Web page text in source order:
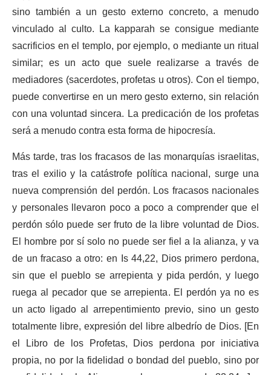
sino también a un gesto externo concreto, a menudo
vinculado al culto. La kapparah se consigue mediante
sacrificios en el templo, por ejemplo, o mediante un ritual
similar; es un acto que suele realizarse a través de
mediadores (sacerdotes, profetas u otros). Con el tiempo,
puede convertirse en un mero gesto externo, sin relación
con una voluntad sincera. La predicación de los profetas
será a menudo contra esta forma de hipocresía.
Más tarde, tras los fracasos de las monarquías israelitas,
tras el exilio y la catástrofe política nacional, surge una
nueva comprensión del perdón. Los fracasos nacionales
y personales llevaron poco a poco a comprender que el
perdón sólo puede ser fruto de la libre voluntad de Dios.
El hombre por sí solo no puede ser fiel a la alianza, y va
de un fracaso a otro: en Is 44,22, Dios primero perdona,
sin que el pueblo se arrepienta y pida perdón, y luego
ruega al pecador que se arrepienta. El perdón ya no es
un acto ligado al arrepentimiento previo, sino un gesto
totalmente libre, expresión del libre albedrío de Dios. [En
el Libro de los Profetas, Dios perdona por iniciativa
propia, no por la fidelidad o bondad del pueblo, sino por